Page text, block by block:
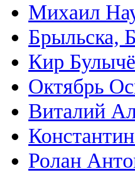
Михаил
Брыльска,
Кир
Октябрь
Виталий
Ролан